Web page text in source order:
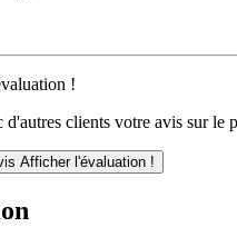
!
d'autres clients votre avis sur le
Afficher l'évaluation !